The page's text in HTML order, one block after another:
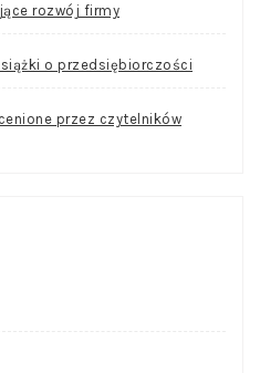
rozwój firmy
o przedsiębiorczości
przez czytelników